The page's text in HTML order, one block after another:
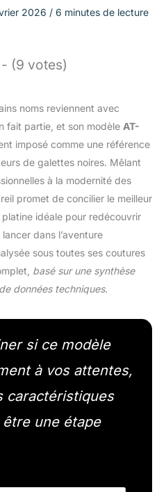
2026 / 6 minutes de lecture
(9 votes)
noms reviennent avec
fait partie, et son modèle AT-
imposé comme une référence
de galettes noires. Mêlant
à la modernité des
promet de concilier le meilleur
idéale pour redécouvrir
dans l’aventure
sous toutes ses coutures
basé sur une synthèse
données techniques.
si ce modèle
à vos attentes,
caractéristiques
une étape